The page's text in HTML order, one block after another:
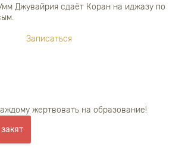
Джувайрия сдаёт Коран на иджазу по
Записаться
жертвовать на образование!
закят